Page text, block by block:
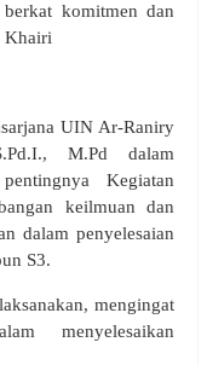
komitmen dan
Khairi
UIN Ar-Raniry
M.Pd dalam
Kegiatan
keilmuan dan
dalam penyelesaian
S3.
mengingat
menyelesaikan